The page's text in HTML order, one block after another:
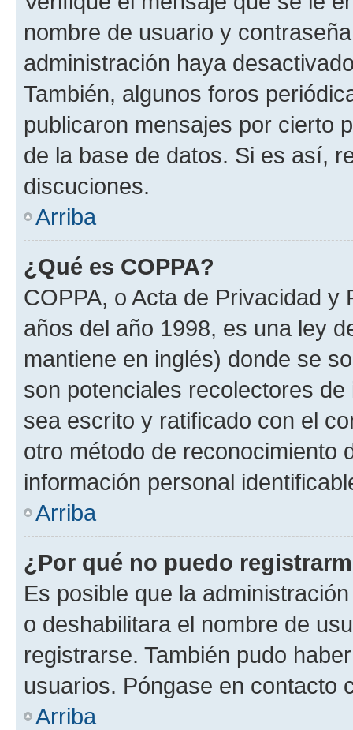
nombre de usuario y
administración haya
También, algunos foros
publicaron mensajes por cierto
de la base de datos. Si es así,
discuciones.
Arriba
¿Qué es COPPA?
COPPA, o Acta de Privacidad
años del año 1998, es una ley
mantiene en inglés) donde se
son potenciales recolectores
sea escrito y ratificado con el
otro método de reconocimiento
información personal
Arriba
¿Por qué no puedo
Es posible que la
o deshabilitara el nombre de
registrarse. También pudo
usuarios. Póngase en contacto
Arriba